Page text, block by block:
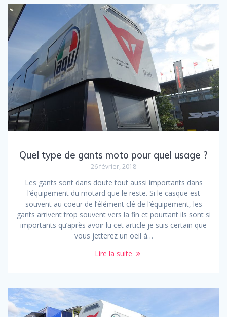
Quel type de gants moto pour quel usage ?
26 février, 2018
Les gants sont dans doute tout aussi importants dans
l’équipement du motard que le reste. Si le casque est
souvent au coeur de l’élément clé de l’équipement, les
gants arrivent trop souvent vers la fin et pourtant ils sont si
importants qu’après avoir lu cet article je suis certain que
vous jetterez un oeil à…
Lire la suite